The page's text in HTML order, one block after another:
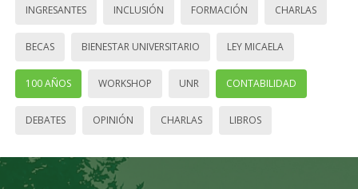
INGRESANTES INCLUSIÓN FORMACIÓN CHARLAS
BECAS BIENESTAR UNIVERSITARIO LEY MICAELA
100 AÑOS WORKSHOP UNR CONTABILIDAD
DEBATES OPINIÓN CHARLAS LIBROS